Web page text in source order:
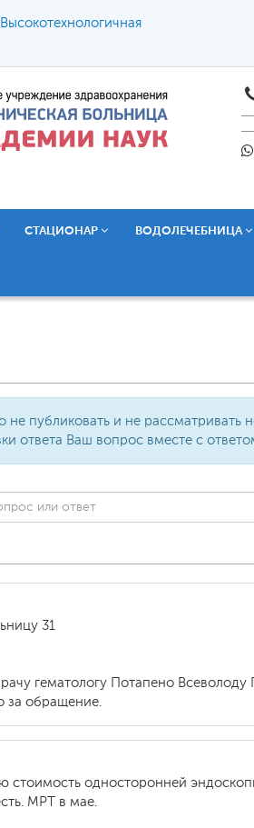
Высокотехнологичная
шрифта: A A A
Текст: Кириллица Брайль
СТАЦИОНАР ВОДОЛЕЧЕБНИЦА
не публиковать и не
ответа Ваш вопрос вместе с
31
гематологу Потапено
за обращение.
стоимость односторонней
МРТ в мае.